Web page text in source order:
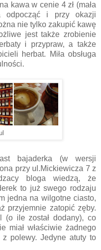
kawa w cenie 4 zł (mała
odpocząć i przy okazji
nie tylko zakupić kawę
jest także zrobienie
i przypraw, a także
herbat. Miła obsługa
bajaderka (w wersji
przy ul.Mickiewicza 7 z
bloga wiedzą, że
to już swego rodzaju
jedna na wilgotne ciasto,
przyjemnie zatopić zęby.
(o ile został dodany), co
miał właściwie żadnego
polewy. Jedyne atuty to